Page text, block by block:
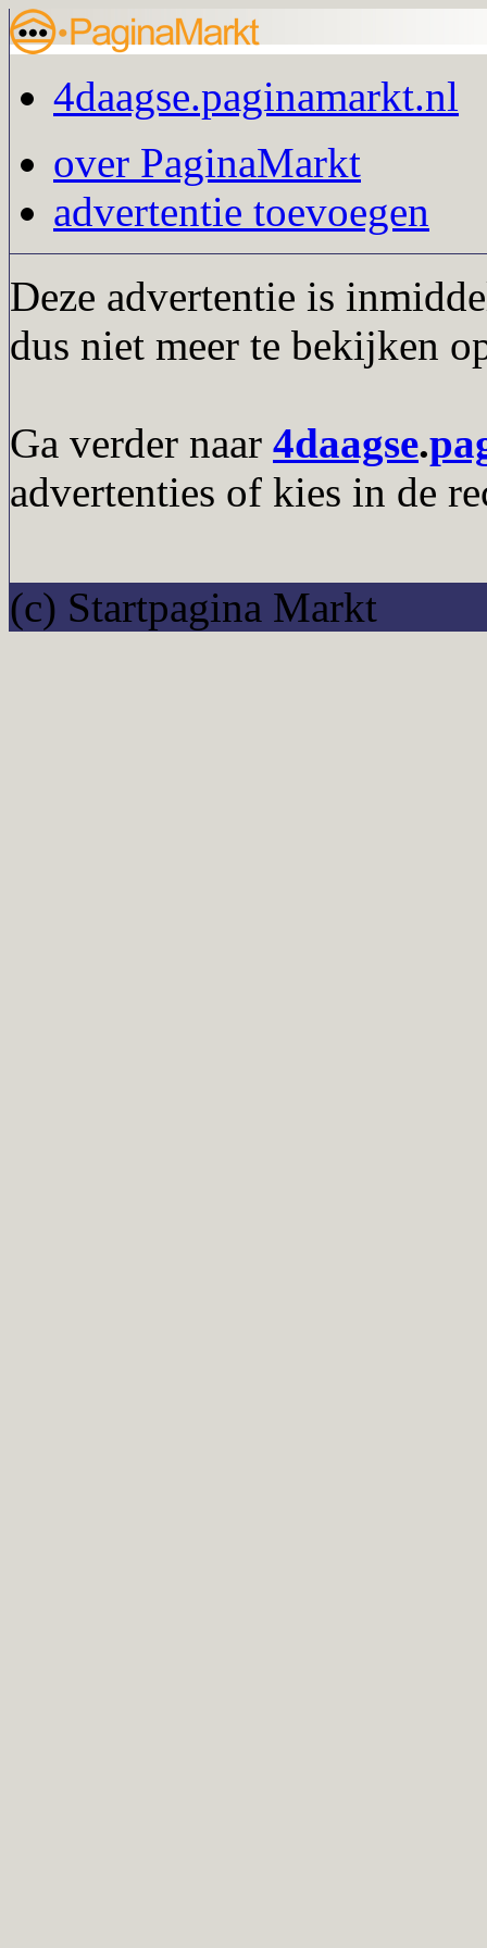
4daagse.paginamarkt.nl
over PaginaMarkt
advertentie toevoegen
Deze advertentie is
dus niet meer te bekijken
Ga verder naar 4daagse.
advertenties of kies in de
(c) Startpagina Markt